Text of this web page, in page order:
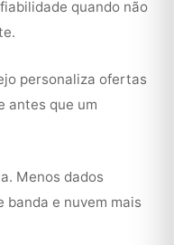
quando não
personaliza ofertas
antes que um
Menos dados
e nuvem mais